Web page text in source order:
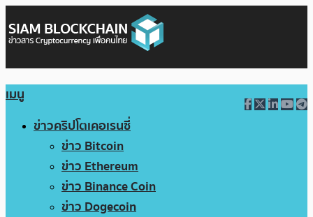
เมนู
ข่าวคริปโตเคอเรนซี่
ข่าว Bitcoin
ข่าว Ethereum
ข่าว Binance Coin
ข่าว Dogecoin